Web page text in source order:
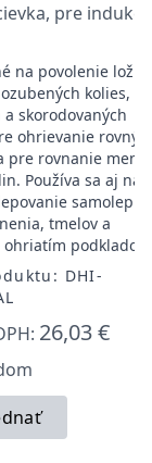
pre
na povolenie
kolies,
skorodovaných
ohrievanie
pre rovnanie
Používa sa aj na
tmelov a
podklado
DHI-
26,03 €